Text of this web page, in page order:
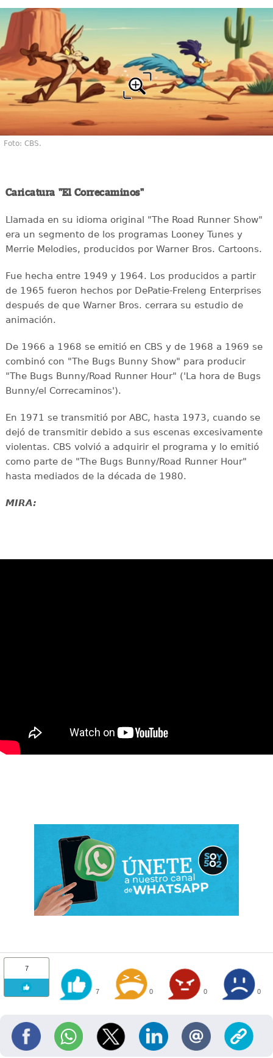
Foto: CBS.
Caricatura "El Correcaminos"
Llamada en su idioma original "The Road Runner Show"
era un segmento de los programas Looney Tunes y
Merrie Melodies, producidos por Warner Bros. Cartoons.
Fue hecha entre 1949 y 1964. Los producidos a partir
de 1965 fueron hechos por DePatie-Freleng Enterprises
después de que Warner Bros. cerrara su estudio de
animación.
De 1966 a 1968 se emitió en CBS y de 1968 a 1969 se
combinó con "The Bugs Bunny Show" para producir
"The Bugs Bunny/Road Runner Hour" ('La hora de Bugs
Bunny/el Correcaminos').
En 1971 se transmitió por ABC, hasta 1973, cuando se
dejó de transmitir debido a sus escenas excesivamente
violentas. CBS volvió a adquirir el programa y lo emitió
como parte de "The Bugs Bunny/Road Runner Hour"
hasta mediados de la década de 1980.
MIRA:
7
7 0 0 0